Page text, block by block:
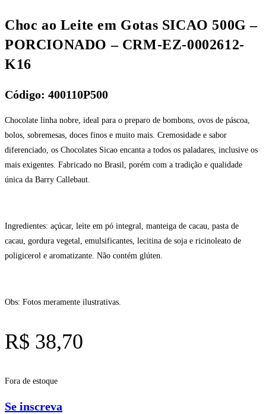
Choc ao Leite em Gotas SICAO 500G –
PORCIONADO – CRM-EZ-0002612-
K16
Código: 400110P500
Chocolate linha nobre, ideal para o preparo de bombons, ovos de páscoa,
bolos, sobremesas, doces finos e muito mais. Cremosidade e sabor
diferenciado, os Chocolates Sicao encanta a todos os paladares, inclusive os
mais exigentes. Fabricado no Brasil, porém com a tradição e qualidade
única da Barry Callebaut.
Ingredientes: açúcar, leite em pó integral, manteiga de cacau, pasta de
cacau, gordura vegetal, emulsificantes, lecitina de soja e ricinoleato de
poligicerol e aromatizante. Não contém glúten.
Obs: Fotos meramente ilustrativas.
R$ 38,70
Fora de estoque
Se inscreva